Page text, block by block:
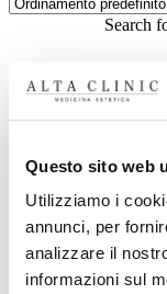
Questo sito web
Utilizziamo i
annunci, per
analizzare il
informazioni sul
Search
€29
Aggiungi al